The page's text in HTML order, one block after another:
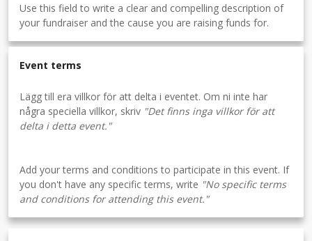
Use this field to write a clear and compelling description of
your fundraiser and the cause you are raising funds for.
Event terms
Lägg till era villkor för att delta i eventet. Om ni inte har
några speciella villkor, skriv "Det finns inga villkor för att
delta i detta event."
Add your terms and conditions to participate in this event. If
you don't have any specific terms, write "No specific terms
and conditions for attending this event."